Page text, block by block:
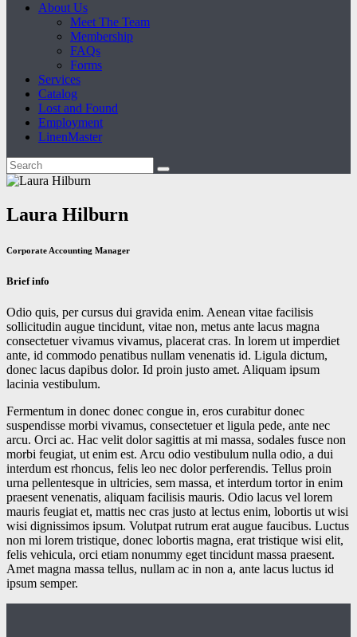
About Us
Meet The Team
Membership
FAQs
Forms
Services
Catalog
Lost and Found
Employment
LinenMaster
Laura Hilburn
Corporate Accounting Manager
Brief info
Odio quis, per cursus dui gravida enim. Aenean vitae facilisis
sollicitudin augue tincidunt, vitae non, metus ante lacus magna
consectetuer vivamus vivamus, placerat cras. In lorem ut imperdiet
ante, id commodo penatibus nullam venenatis id. Ligula dictum,
donec lacus dapibus dolor. Id proin justo amet. Aliquam ipsum
lacinia vestibulum.
Fermentum in donec donec congue in, eros curabitur donec
suspendisse morbi vivamus, consectetuer et ligula pede, ante nec
arcu. Orci ac. Hac velit dolor sagittis at mi massa, sodales fusce non
morbi feugiat, ut enim est. Arcu odio vestibulum nulla odio, a dui
interdum est rhoncus, felis leo nec dolor perferendis. Tellus proin
urna pellentesque in ultricies, sem massa, et interdum tortor in enim
praesent venenatis, aliquam facilisis mauris. Odio lacus vel lorem
mauris feugiat et, mattis nec cras justo at lectus enim, lobortis ut wisi
wisi dignissimos ipsum. Volutpat rutrum erat augue faucibus. Luctus
non mi lorem tristique, donec lobortis magna, erat tristique wisi elit,
felis vehicula, orci etiam nonummy eget tincidunt massa praesent.
Amet magna massa tellus, nullam ac in non a, ante lacus luctus id
ipsum semper.